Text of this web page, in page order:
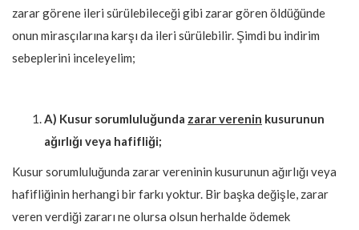
zarar görene ileri sürülebileceği gibi zarar gören öldüğünde
onun mirasçılarına karşı da ileri sürülebilir. Şimdi bu indirim
sebeplerini inceleyelim;
A) Kusur sorumluluğunda zarar verenin kusurunun
ağırlığı veya hafifliği;
Kusur sorumluluğunda zarar vereninin kusurunun ağırlığı veya
hafifliğinin herhangi bir farkı yoktur. Bir başka değişle, zarar
veren verdiği zararı ne olursa olsun herhalde ödemek